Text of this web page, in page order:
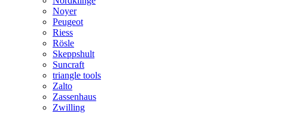
Noyer
Peugeot
Riess
Rösle
Skeppshult
Suncraft
triangle tools
Zalto
Zassenhaus
Zwilling